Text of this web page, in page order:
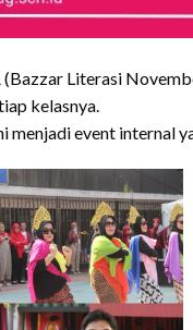
Literasi
kelasnya.
menjadi event internal